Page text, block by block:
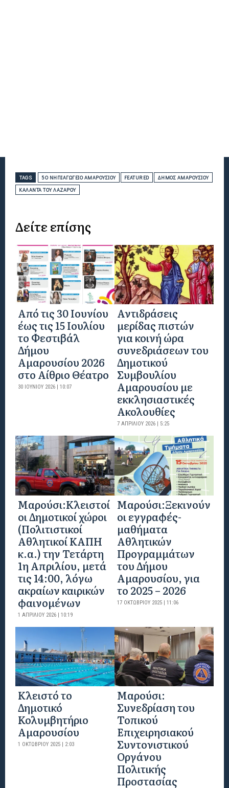
TAGS 5Ο ΝΗΠΙΑΓΩΓΕΊΟ ΑΜΑΡΟΥΣΙΟΥ FEATURED
ΔΉΜΟΣ ΑΜΑΡΟΥΣΊΟΥ
ΚΆΛΑΝΤΑ ΤΟΥ ΛΑΖΆΡΟΥ
Δείτε επίσης
Από τις 30 Ιουνίου
έως τις 15 Ιουλίου
το Φεστιβάλ
Δήμου
Αμαρουσίου 2026
στο Αίθριο Θέατρο
30 ΙΟΥΝΊΟΥ 2026 | 10:07
Αντιδράσεις
μερίδας πιστών
για κοινή ώρα
συνεδριάσεων του
Δημοτικού
Συμβουλίου
Αμαρουσίου με
εκκλησιαστικές
Ακολουθίες
7 ΑΠΡΙΛΊΟΥ 2026 | 5:25
Mαρούσι:Κλειστοί
οι Δημοτικοί χώροι
(Πολιτιστικοί
Αθλητικοί ΚΑΠΗ
κ.α.) την Τετάρτη
1η Απριλίου, μετά
τις 14:00, λόγω
ακραίων καιρικών
φαινομένων
1 ΑΠΡΙΛΊΟΥ 2026 | 10:19
Μαρούσι:Ξεκινούν
οι εγγραφές-
μαθήματα
Αθλητικών
Προγραμμάτων
του Δήμου
Αμαρουσίου, για
το 2025 – 2026
17 ΟΚΤΩΒΡΊΟΥ 2025 | 11:06
Κλειστό το
Δημοτικό
Κολυμβητήριο
Αμαρουσίου
1 ΟΚΤΩΒΡΊΟΥ 2025 | 2:03
Μαρούσι:
Συνεδρίαση του
Τοπικού
Επιχειρησιακού
Συντονιστικού
Οργάνου
Πολιτικής
Προστασίας